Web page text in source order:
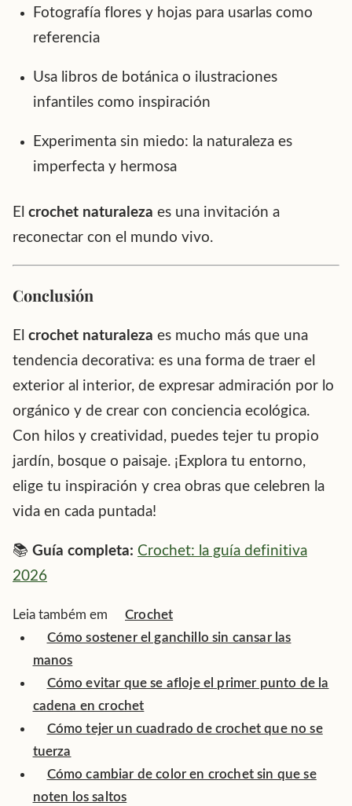
Fotografía flores y hojas para usarlas como
referencia
Usa libros de botánica o ilustraciones
infantiles como inspiración
Experimenta sin miedo: la naturaleza es
imperfecta y hermosa
El crochet naturaleza es una invitación a
reconectar con el mundo vivo.
Conclusión
El crochet naturaleza es mucho más que una
tendencia decorativa: es una forma de traer el
exterior al interior, de expresar admiración por lo
orgánico y de crear con conciencia ecológica.
Con hilos y creatividad, puedes tejer tu propio
jardín, bosque o paisaje. ¡Explora tu entorno,
elige tu inspiración y crea obras que celebren la
vida en cada puntada!
📚 Guía completa: Crochet: la guía definitiva
2026
Leia também em
Crochet
Cómo sostener el ganchillo sin cansar las
manos
Cómo evitar que se afloje el primer punto de la
cadena en crochet
Cómo tejer un cuadrado de crochet que no se
tuerza
Cómo cambiar de color en crochet sin que se
noten los saltos